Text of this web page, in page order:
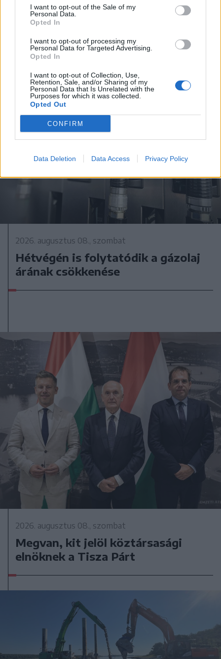
I want to opt-out of the Sale of my
Personal Data.
Opted In
I want to opt-out of processing my
Personal Data for Targeted Advertising.
Opted In
I want to opt-out of Collection, Use,
Retention, Sale, and/or Sharing of my
Personal Data that Is Unrelated with the
Purposes for which it was collected.
Opted Out
CONFIRM
Data Deletion Data Access Privacy Policy
Vaddisznó szaladt le a budapesti
metróba, felszállt az egyik kocsira,
majd kilőtték – videóval
2026. augusztus 08., szombat
Hétvégén is folytatódik a gázolaj
árának csökkenése
2026. augusztus 08., szombat
Megvan, kit jelöl köztársasági
elnöknek a Tisza Párt